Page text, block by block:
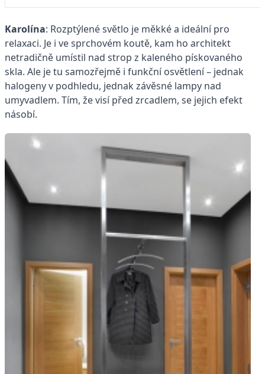
Karolína: Rozptýlené světlo je měkké a ideální pro
relaxaci. Je i ve sprchovém koutě, kam ho architekt
netradičně umístil nad strop z kaleného pískovaného
skla. Ale je tu samozřejmě i funkční osvětlení – jednak
halogeny v podhledu, jednak závěsné lampy nad
umyvadlem. Tím, že visí před zrcadlem, se jejich efekt
násobí.